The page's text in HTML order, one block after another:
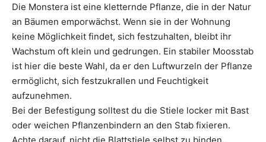
Die Monstera ist eine kletternde Pflanze, die in der Natur
an Bäumen emporwächst. Wenn sie in der Wohnung
keine Möglichkeit findet, sich festzuhalten, bleibt ihr
Wachstum oft klein und gedrungen. Ein stabiler Moosstab
ist hier die beste Wahl, da er den Luftwurzeln der Pflanze
ermöglicht, sich festzukrallen und Feuchtigkeit
aufzunehmen.
Bei der Befestigung solltest du die Stiele locker mit Bast
oder weichen Pflanzenbindern an den Stab fixieren.